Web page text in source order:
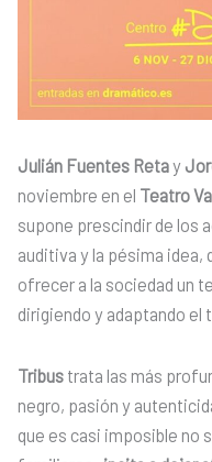
Julián Fuentes Retay
noviembre en el Teatro
supone prescindir de los
auditiva y la pésima idea,
ofrecer a la sociedad un
dirigiendo y adaptando el
Tribus trata las más
negro, pasión y
que es casi imposible no